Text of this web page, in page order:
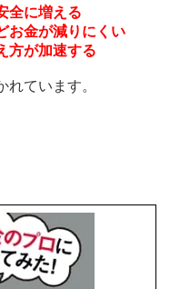
全に増える
お金が減りにくい
方が加速する
ています。